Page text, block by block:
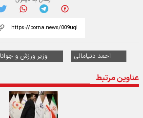
احمد دنیامالی وزیر ورزش و
عناوین مرتبط